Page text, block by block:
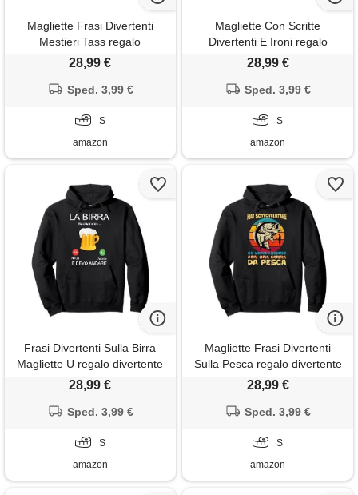
Magliette Frasi Divertenti
Mestieri Tass regalo
divertente tassista uomo
felpa con cappuccio
28,99 €
Sped. 3,99 €
S
amazon
Magliette Con Scritte
Divertenti E Ironi regalo
simpatico uomo donna. Scritte
cappuccio
28,99 €
Sped. 3,99 €
S
amazon
Frasi Divertenti Sulla Birra
Magliette U regalo divertente
uomo frase ironica la birra sta
cappuccio
28,99 €
Sped. 3,99 €
S
amazon
Magliette Frasi Divertenti
Sulla Pesca regalo divertente
uomo donna frase simpatica
cappuccio
28,99 €
Sped. 3,99 €
S
amazon